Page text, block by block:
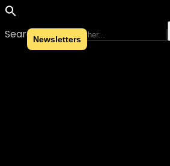
Search for:
Skip to content
Newsletters